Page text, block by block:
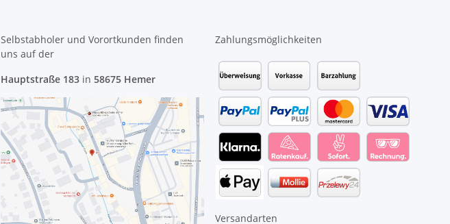
Selbstabholer und Vorortkunden finden
uns auf der
Hauptstraße 183 in 58675 Hemer
Zahlungsmöglichkeiten
Versandarten